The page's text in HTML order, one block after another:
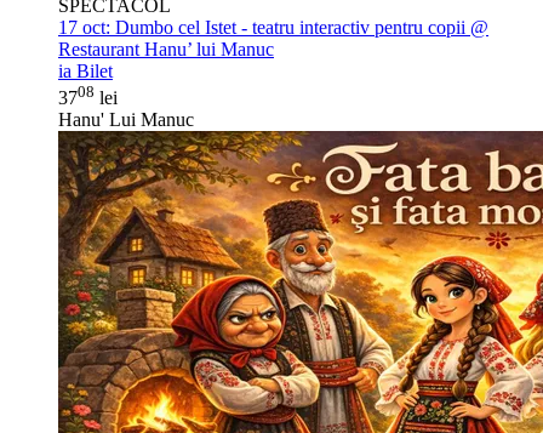
SPECTACOL
17 oct: Dumbo cel Istet - teatru interactiv pentru copii @
Restaurant Hanu’ lui Manuc
ia Bilet
3708 lei
Hanu' Lui Manuc